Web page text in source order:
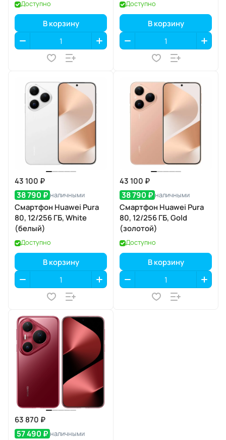
Доступно
В корзину
Доступно
В корзину
43 100 ₽
38 790 ₽ наличными
Смартфон Huawei Pura
80, 12/256 ГБ, White
(белый)
Доступно
В корзину
43 100 ₽
38 790 ₽ наличными
Смартфон Huawei Pura
80, 12/256 ГБ, Gold
(золотой)
Доступно
В корзину
63 870 ₽
57 490 ₽ наличными